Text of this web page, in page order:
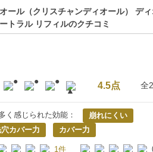
ール（クリスチャンディオール） デ
トラル リフィルのクチコミ
4.5点 全
く感じられた効能：
崩れにくい
カバー力
カバー力
1件